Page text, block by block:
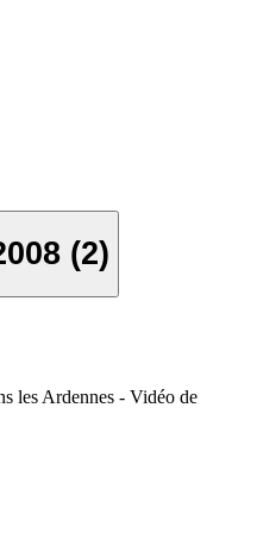
(2)
les Ardennes - Vidéo de